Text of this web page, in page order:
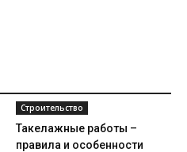
Строительство
Такелажные работы –
правила и особенности